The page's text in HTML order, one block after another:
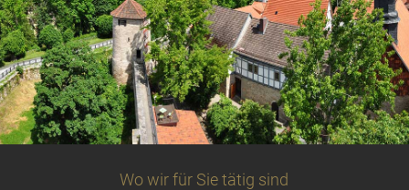
Wo wir für Sie tätig sind